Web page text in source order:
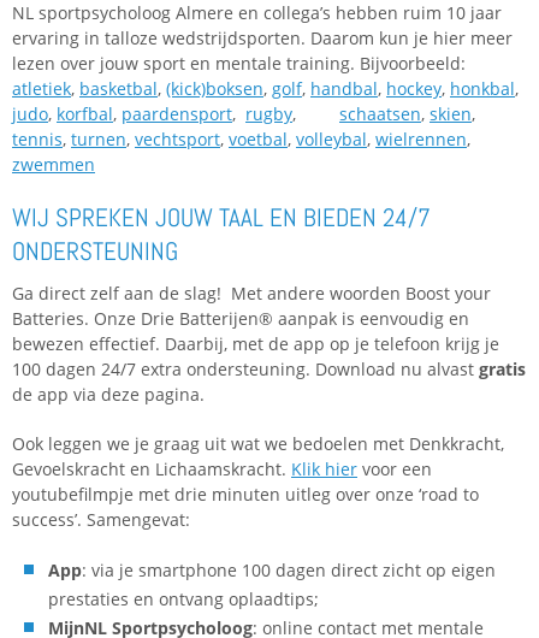
NL sportpsycholoog Almere en collega’s hebben ruim 10 jaar
ervaring in talloze wedstrijdsporten. Daarom kun je hier meer
lezen over jouw sport en mentale training. Bijvoorbeeld:
atletiek, basketbal, (kick)boksen, golf, handbal, hockey, honkbal,
judo, korfbal, paardensport, rugby, schaatsen, skien,
tennis, turnen, vechtsport, voetbal, volleybal, wielrennen,
zwemmen
WIJ SPREKEN JOUW TAAL EN BIEDEN 24/7
ONDERSTEUNING
Ga direct zelf aan de slag! Met andere woorden Boost your
Batteries. Onze Drie Batterijen® aanpak is eenvoudig en
bewezen effectief. Daarbij, met de app op je telefoon krijg je
100 dagen 24/7 extra ondersteuning. Download nu alvast gratis
de app via deze pagina.
Ook leggen we je graag uit wat we bedoelen met Denkkracht,
Gevoelskracht en Lichaamskracht. Klik hier voor een
youtubefilmpje met drie minuten uitleg over onze ‘road to
success’. Samengevat:
App: via je smartphone 100 dagen direct zicht op eigen
prestaties en ontvang oplaadtips;
MijnNL Sportpsycholoog: online contact met mentale